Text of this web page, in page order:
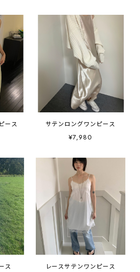
ース サテンロングワンピース
¥7,980
ス レースサテンワンピース